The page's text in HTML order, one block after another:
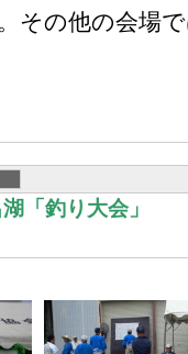
その他の会場
「釣り大会」